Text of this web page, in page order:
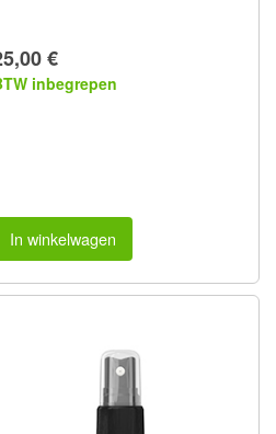
€
inbegrepen
In winkelwagen